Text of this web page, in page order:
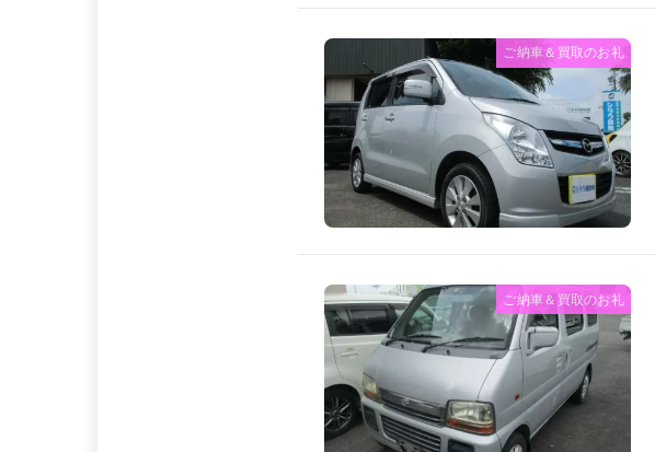
ご納車＆買取のお礼
ご納車＆買取のお礼